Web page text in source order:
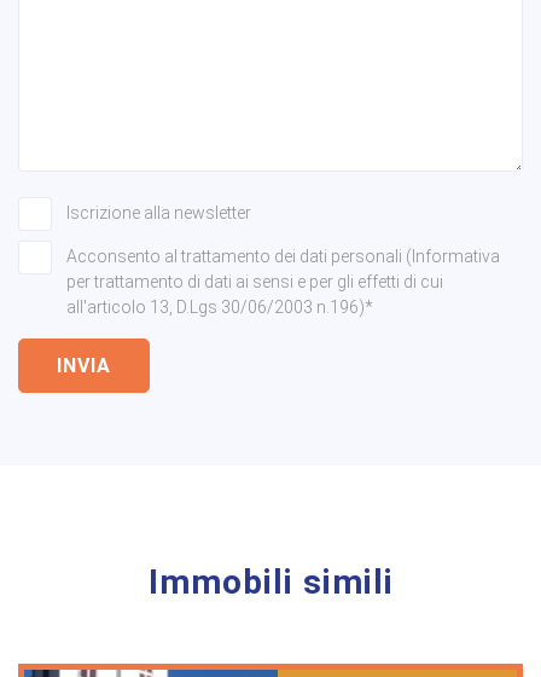
Iscrizione alla newsletter
Acconsento al trattamento dei dati personali (Informativa
per trattamento di dati ai sensi e per gli effetti di cui
all'articolo 13, D.Lgs 30/06/2003 n.196)*
INVIA
Immobili simili